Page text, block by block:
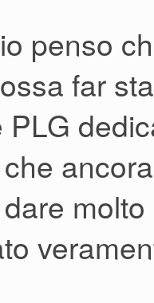
eccellenti
mi
di
a tempo
questo
penso
far
PLG